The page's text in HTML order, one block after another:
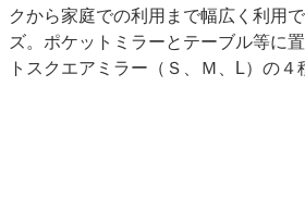
クから家庭での利用まで幅広く利用
ズ。ポケットミラーとテーブル等に
トスクエアミラー（Ｓ、Ｍ、L）の４